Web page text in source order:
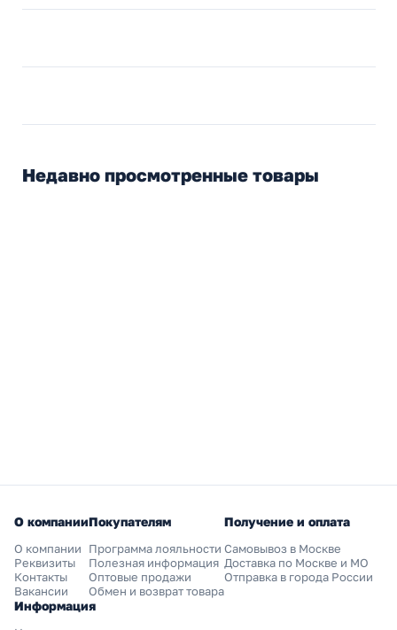
Недавно просмотренные товары
О компании
О компании
Реквизиты
Контакты
Вакансии
Покупателям
Программа лояльности
Полезная информация
Оптовые продажи
Обмен и возврат товара
Получение и оплата
Самовывоз в Москве
Доставка по Москве и МО
Отправка в города России
Информация